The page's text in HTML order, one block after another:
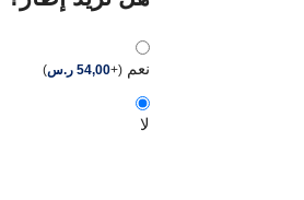
نعم (
+
54,00 ر.س)
لا